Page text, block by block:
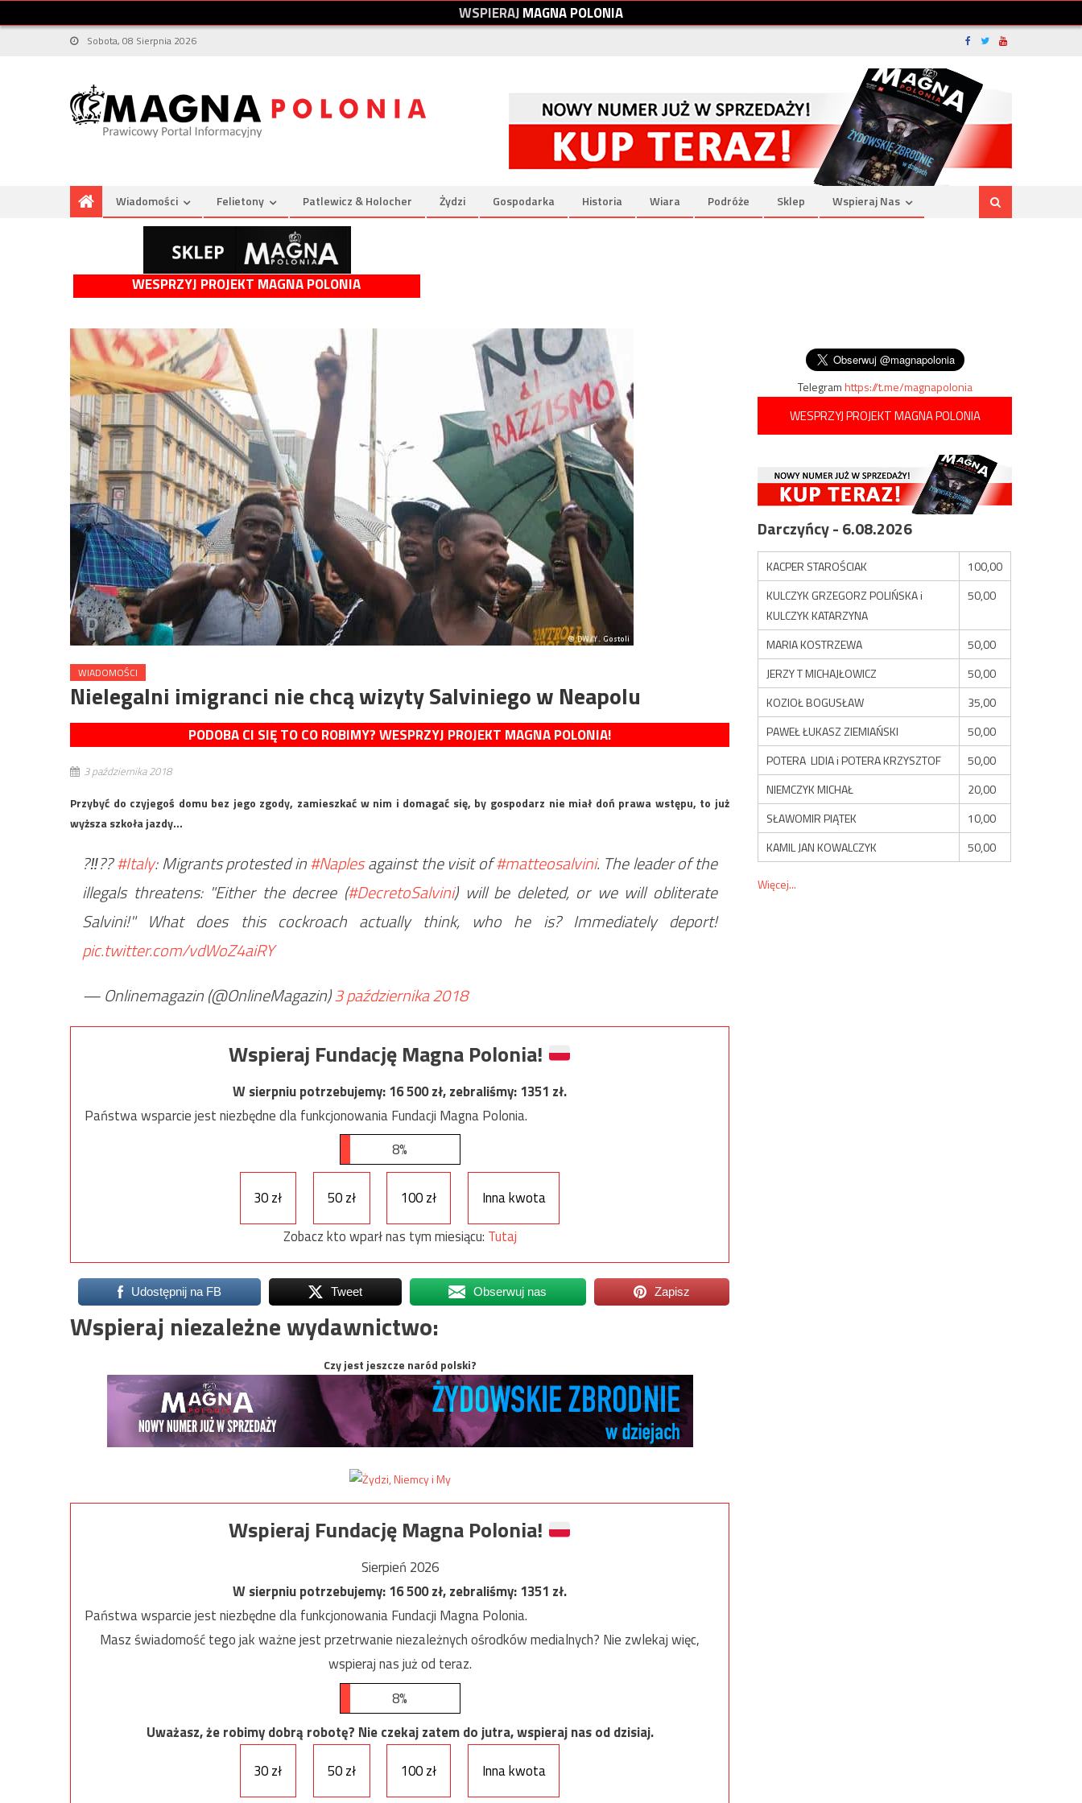
WSPIERAJMAGNAPOLONIA
Sobota, 08 Sierpnia 2026
Wiadomości Felietony Patlewicz & Holocher Żydzi Gospodarka Historia Wiara Podróże Sklep Wspieraj Nas
WESPRZYJ PROJEKT MAGNA POLONIA
WIADOMOŚCI
Nielegalni imigranci nie chcą wizyty Salviniego w Neapolu
PODOBA CI SIĘ TO CO ROBIMY? WESPRZYJ PROJEKT MAGNA POLONIA!
3 października 2018
Przybyć do czyjegoś domu bez jego zgody, zamieszkać w nim i domagać się, by gospodarz nie miał doń prawa wstępu, to już
wyższa szkoła jazdy…
?‼??#Italy: Migrants protested in#Naplesagainst the visit of#matteosalvini. The leader of the
illegals threatens: "Either the decree (#DecretoSalvini) will be deleted, or we will obliterate
Salvini!" What does this cockroach actually think, who he is? Immediately deport!
pic.twitter.com/vdWoZ4aiRY
— Onlinemagazin (@OnlineMagazin)3 października 2018
Wspieraj Fundację Magna Polonia!
W sierpniu potrzebujemy:16 500zł, zebraliśmy:1351 zł.
Państwa wsparcie jest niezbędne dla funkcjonowania Fundacji Magna Polonia.
8%
30 zł 50 zł 100 zł
Inna kwota
Zobacz kto wparł nas tym miesiącu: Tutaj
Udostępnij na FB Tweet Obserwuj nas Zapisz
Wspieraj niezależne wydawnictwo:
Czy jest jeszcze naród polski?
Wspieraj Fundację Magna Polonia!
Sierpień 2026
W sierpniu potrzebujemy:16 500zł, zebraliśmy:1351 zł.
Państwa wsparcie jest niezbędne dla funkcjonowania Fundacji Magna Polonia.
Masz świadomość tego jak ważne jest przetrwanie niezależnych ośrodków medialnych? Nie zwlekaj więc,
wspieraj nas już od teraz.
8%
Uważasz, że robimy dobrą robotę? Nie czekaj zatem do jutra, wspieraj nas od dzisiaj.
30 zł
50 zł 100 zł
Inna kwota
Telegramhttps://t.me/magnapolonia
WESPRZYJ PROJEKT MAGNA POLONIA
Darczyńcy - 6.08.2026
KACPER STAROŚCIAK
100,00
KULCZYK GRZEGORZ POLIŃSKA i
KULCZYK KATARZYNA
50,00
MARIA KOSTRZEWA
50,00
JERZY T MICHAJŁOWICZ
50,00
KOZIOŁ BOGUSŁAW
35,00
PAWEŁ ŁUKASZ ZIEMIAŃSKI
50,00
POTERA LIDIA i POTERA KRZYSZTOF
50,00
NIEMCZYK MICHAŁ
20,00
SŁAWOMIR PIĄTEK
10,00
KAMIL JAN KOWALCZYK
50,00
Więcej...